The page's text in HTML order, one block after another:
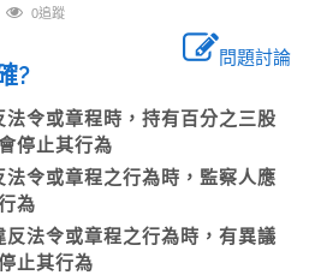
0追蹤
問題討論
?
令或章程時，持有百分之三股
停止其行為
令或章程之行為時，監察人應
行為
法令或章程之行為時，有異議
止其行為